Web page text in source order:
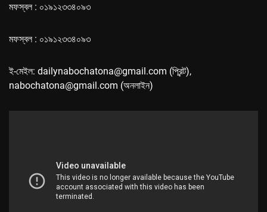
মফস্বল : ০১৯১২৩৩৪০৯৩
মফস্বল : ০১৯১২৩৩৪০৯৩
ই-মেইল: dailynabochatona@gmail.com (প্রিন্ট),
nabochatona@gmail.com (অনলাইন)